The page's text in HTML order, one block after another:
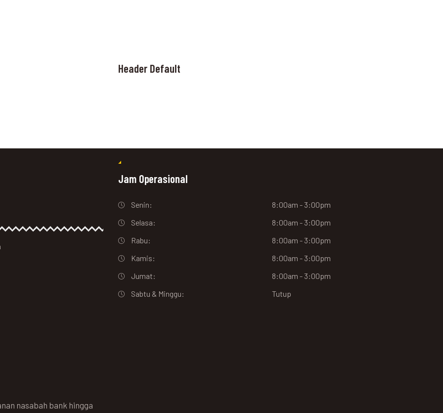
Header Default
Jam Operasional
Senin:
8:00am - 3:00pm
Selasa:
8:00am - 3:00pm
Rabu:
8:00am - 3:00pm
Kamis:
8:00am - 3:00pm
Jumat:
8:00am - 3:00pm
Sabtu & Minggu:
Tutup
nasabah bank hingga